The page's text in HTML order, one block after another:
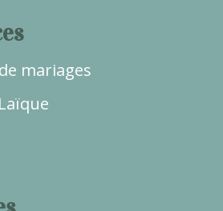
mariages